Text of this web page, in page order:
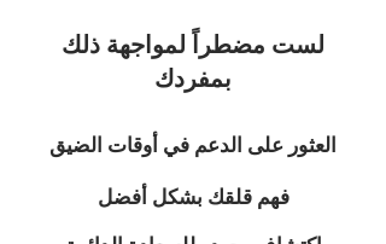
لست مضطراً لمواجهة ذلك
بمفردك
العثور على الدعم في أوقات الضيق
فهم قلقك بشكل أفضل